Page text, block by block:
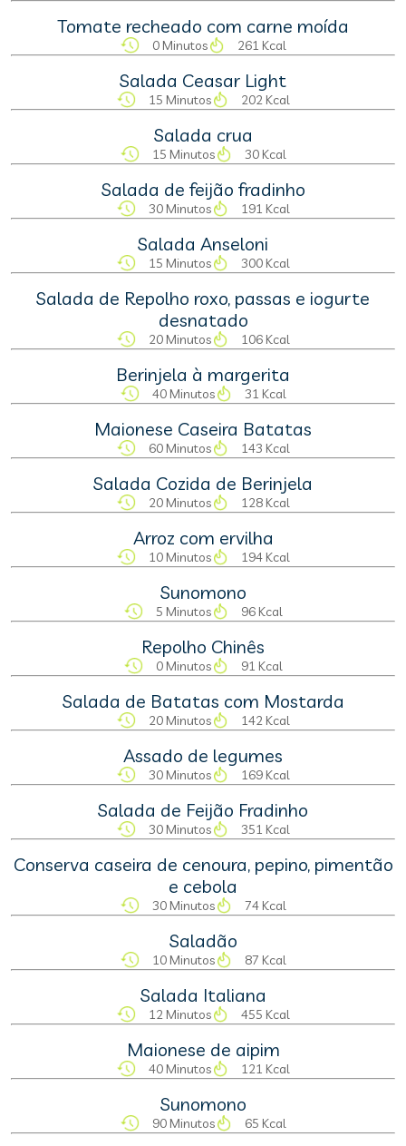
Tomate recheado com carne moída
0 Minutos 261 Kcal
Salada Ceasar Light
15 Minutos 202 Kcal
Salada crua
15 Minutos 30 Kcal
Salada de feijão fradinho
30 Minutos 191 Kcal
Salada Anseloni
15 Minutos 300 Kcal
Salada de Repolho roxo, passas e iogurte
desnatado
20 Minutos 106 Kcal
Berinjela à margerita
40 Minutos 31 Kcal
Maionese Caseira Batatas
60 Minutos 143 Kcal
Salada Cozida de Berinjela
20 Minutos 128 Kcal
Arroz com ervilha
10 Minutos 194 Kcal
Sunomono
5 Minutos 96 Kcal
Repolho Chinês
0 Minutos 91 Kcal
Salada de Batatas com Mostarda
20 Minutos 142 Kcal
Assado de legumes
30 Minutos 169 Kcal
Salada de Feijão Fradinho
30 Minutos 351 Kcal
Conserva caseira de cenoura, pepino, pimentão
e cebola
30 Minutos 74 Kcal
Saladão
10 Minutos 87 Kcal
Salada Italiana
12 Minutos 455 Kcal
Maionese de aipim
40 Minutos 121 Kcal
Sunomono
90 Minutos 65 Kcal